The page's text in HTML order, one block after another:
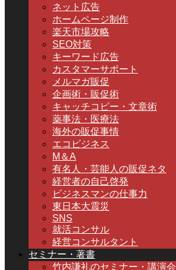
ネット広告
ホームページ制作
楽天市場攻略
SEO対策
キーワード広告
カスタマーサポート
メルマガ販促
企画術・販促術
キャッチコピー・文章術
薬事法・医療法
海外の販促事情
エコビジネス
M＆A
有名人・芸能人の販促ネタ
経営者の自己啓発
ビジネスマンの仕事力
東日本大震災
SNS
就活コンサル
経営コンサルタント
セミナー・著書
竹内謙礼のセミナー・講演会